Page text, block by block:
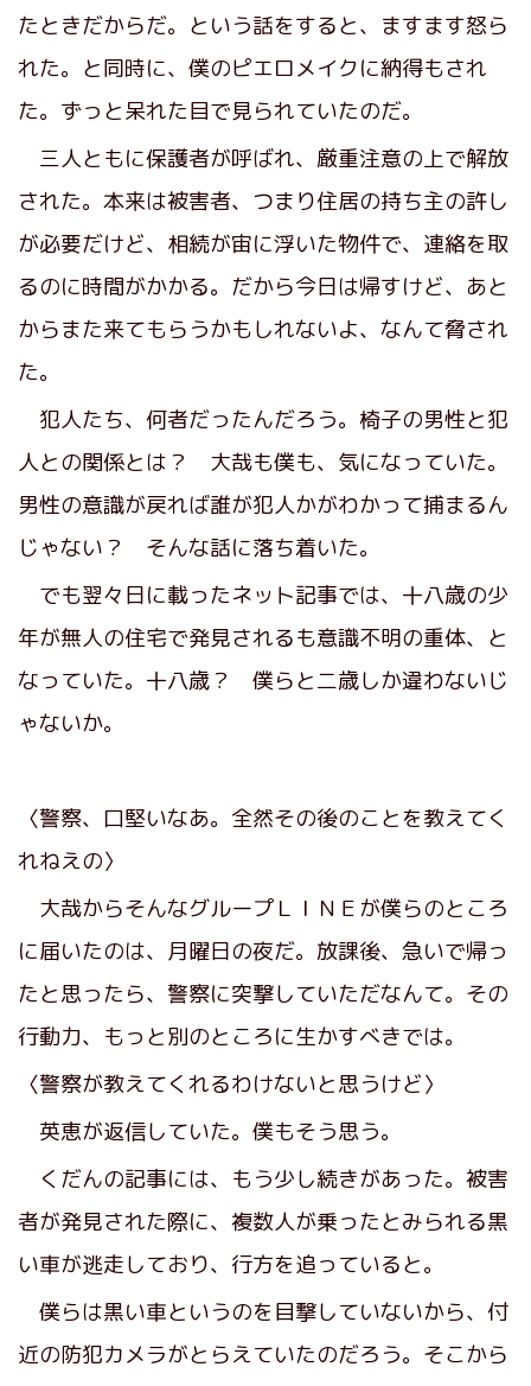
たときだからだ。という話をすると、ますます怒ら
れた。と同時に、僕のピエロメイクに納得もされ
た。ずっと呆れた目で見られていたのだ。
三人ともに保護者が呼ばれ、厳重注意の上で解放
された。本来は被害者、つまり住居の持ち主の許し
が必要だけど、相続が宙に浮いた物件で、連絡を取
るのに時間がかかる。だから今日は帰すけど、あと
からまた来てもらうかもしれないよ、なんて脅され
た。
犯人たち、何者だったんだろう。椅子の男性と犯
人との関係とは？ 大哉も僕も、気になっていた。
男性の意識が戻れば誰が犯人かがわかって捕まるん
じゃない？ そんな話に落ち着いた。
でも翌々日に載ったネット記事では、十八歳の少
年が無人の住宅で発見されるも意識不明の重体、と
なっていた。十八歳？ 僕らと二歳しか違わないじ
ゃないか。
〈警察、口堅いなあ。全然その後のことを教えてく
れねえの〉
大哉からそんなグループＬＩＮＥが僕らのところ
に届いたのは、月曜日の夜だ。放課後、急いで帰っ
たと思ったら、警察に突撃していただなんて。その
行動力、もっと別のところに生かすべきでは。
〈警察が教えてくれるわけないと思うけど〉
英恵が返信していた。僕もそう思う。
くだんの記事には、もう少し続きがあった。被害
者が発見された際に、複数人が乗ったとみられる黒
い車が逃走しており、行方を追っていると。
僕らは黒い車というのを目撃していないから、付
近の防犯カメラがとらえていたのだろう。そこから